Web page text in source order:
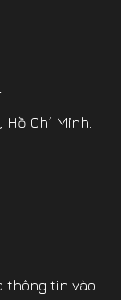
Chí Minh.
thông tin vào